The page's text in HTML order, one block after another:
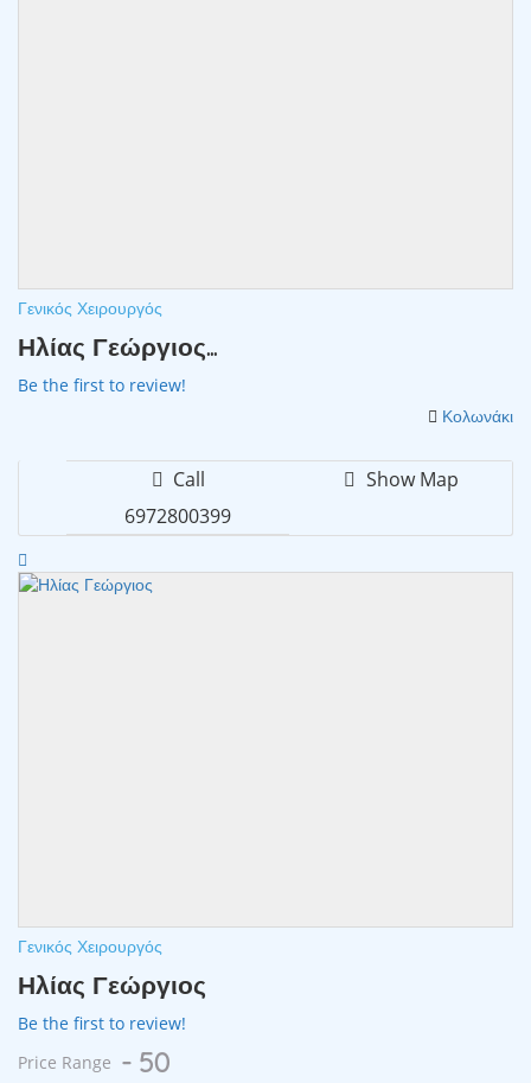
Γενικός Χειρουργός
Ηλίας Γεώργιος...
Be the first to review!
Κολωνάκι
Call
6972800399
Show Map
Γενικός Χειρουργός
Ηλίας Γεώργιος
Be the first to review!
Price Range - 50